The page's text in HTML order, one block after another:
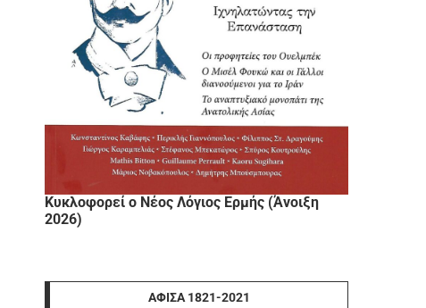
Κυκλοφορεί ο Νέος Λόγιος Ερμής (Άνοιξη
2026)
ΑΦΊΣΑ 1821-2021